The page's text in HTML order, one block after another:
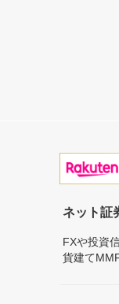
ネット証
FXや投資
貨建て